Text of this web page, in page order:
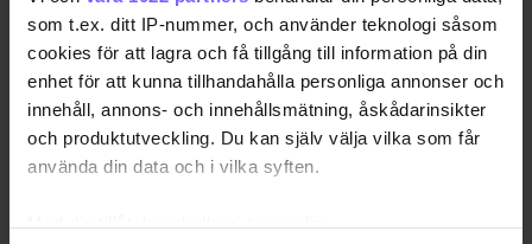
som t.ex. ditt IP-nummer, och använder teknologi såsom
cookies för att lagra och få tillgång till information på din
enhet för att kunna tillhandahålla personliga annonser och
innehåll, annons- och innehållsmätning, åskådarinsikter
och produktutveckling. Du kan själv välja vilka som får
använda din data och i vilka syften.
Med din tillåtelse skulle vi även vilja:
DELA DEN HÄR ARTIKELN